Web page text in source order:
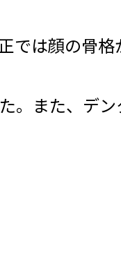
では顔の骨格
。また、デ